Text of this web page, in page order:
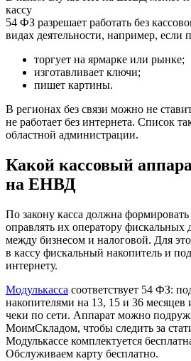
кассу
54 ФЗ разрешает работать без
видах деятельности, например, если
торгует на ярмарке или рынке;
изготавливает ключи;
пишет картины.
В регионах без связи можно не
не работает без интернета. Список
областной администрации.
Какой кассовый
на ЕНВД
По закону касса должна
оправлять их оператору
между бизнесом и налоговой. Для
в кассу фискальный накопитель и
интернету.
Модулькасса соответствует 54 ФЗ:
накопителями на 13, 15 и 36 месяцев
чеки по сети. Аппарат можно
МоимСкладом, чтобы следить за
Модулькассе комплектуется
Обслуживаем карту бесплатно.